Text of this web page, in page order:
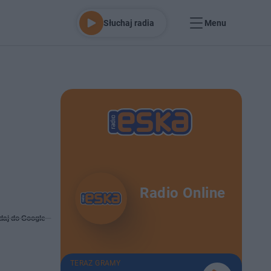
Słuchaj radia Menu
do Google
Radio Online
TERAZ GRAMY